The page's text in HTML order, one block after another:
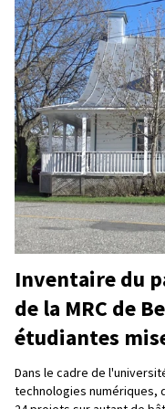
Inventaire du
de la MRC de
étudiantes
Dans le cadre de
technologies numériques,